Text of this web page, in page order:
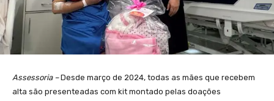
Assessoria –Desde março de 2024, todas as mães que recebem
alta são presenteadas com kit montado pelas doações